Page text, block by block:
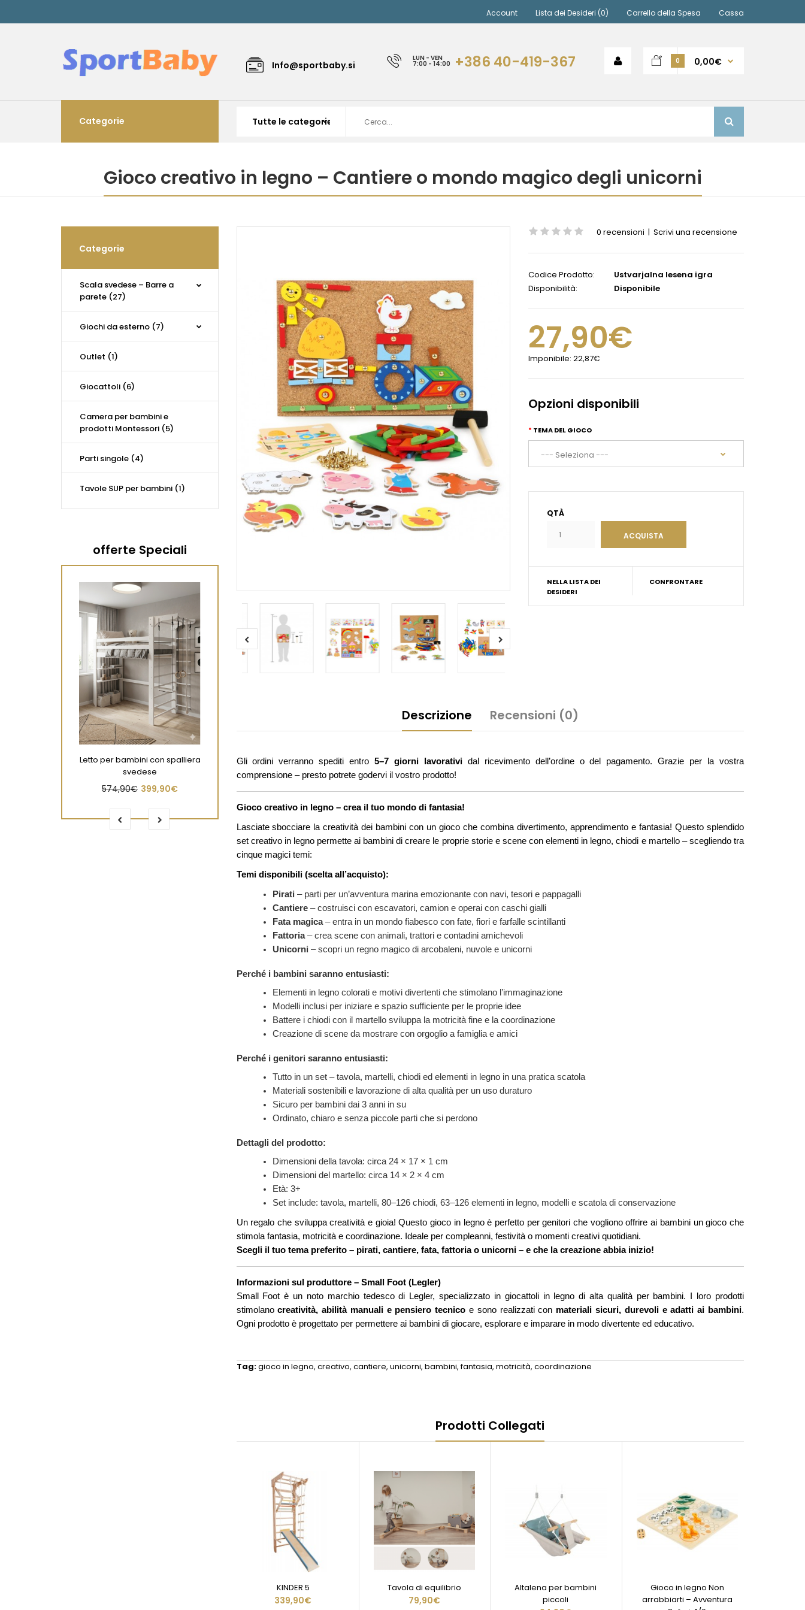
Account Lista dei Desideri (0) Carrello della Spesa Cassa
Info@sportbaby.si
LUN - VEN
7:00 - 14:00 +386 40-419-367 0 0,00€
Categorie
Gioco creativo in legno – Cantiere o mondo magico degli unicorni
Categorie
Scala svedese – Barre a
parete (27)
Giochi da esterno (7)
Outlet (1)
Giocattoli (6)
Camera per bambini e
prodotti Montessori (5)
Parti singole (4)
Tavole SUP per bambini (1)
offerte Speciali
Letto per bambini con spalliera
svedese
574,90€ 399,90€
0 recensioni | Scrivi una recensione
Codice Prodotto:
Ustvarjalna lesena igra
Disponibilità:
Disponibile
27,90€
Imponibile: 22,87€
Opzioni disponibili
TEMA DEL GIOCO
QTÀ
NELLA LISTA DEI
DESIDERI
CONFRONTARE
Descrizione Recensioni (0)
Gli ordini verranno spediti entro5–7 giorni lavoratividal ricevimento dell’ordine o del pagamento. Grazie per la vostra
comprensione – presto potrete godervi il vostro prodotto!
Gioco creativo in legno – crea il tuo mondo di fantasia!
Lasciate sbocciare la creatività dei bambini con un gioco che combina divertimento, apprendimento e fantasia! Questo splendido
set creativo in legno permette ai bambini di creare le proprie storie e scene con elementi in legno, chiodi e martello – scegliendo tra
cinque magici temi:
Temi disponibili (scelta all’acquisto):
Pirati – parti per un’avventura marina emozionante con navi, tesori e pappagalli
Cantiere– costruisci con escavatori, camion e operai con caschi gialli
Fata magica– entra in un mondo fiabesco con fate, fiori e farfalle scintillanti
Fattoria– crea scene con animali, trattori e contadini amichevoli
Unicorni – scopri un regno magico di arcobaleni, nuvole e unicorni
Perché i bambini saranno entusiasti:
Elementi in legno colorati e motivi divertenti che stimolano l’immaginazione
Modelli inclusi per iniziare e spazio sufficiente per le proprie idee
Battere i chiodi con il martello sviluppa la motricità fine e la coordinazione
Creazione di scene da mostrare con orgoglio a famiglia e amici
Perché i genitori saranno entusiasti:
Tutto in un set – tavola, martelli, chiodi ed elementi in legno in una pratica scatola
Materiali sostenibili e lavorazione di alta qualità per un uso duraturo
Sicuro per bambini dai 3 anni in su
Ordinato, chiaro e senza piccole parti che si perdono
Dettagli del prodotto:
Dimensioni della tavola: circa 24 × 17 × 1 cm
Dimensioni del martello: circa 14 × 2 × 4 cm
Età: 3+
Set include: tavola, martelli, 80–126 chiodi, 63–126 elementi in legno, modelli e scatola di conservazione
Un regalo che sviluppa creatività e gioia! Questo gioco in legno è perfetto per genitori che vogliono offrire ai bambini un gioco che
stimola fantasia, motricità e coordinazione. Ideale per compleanni, festività o momenti creativi quotidiani.
Scegli il tuo tema preferito – pirati, cantiere, fata, fattoria o unicorni – e che la creazione abbia inizio!
Informazioni sul produttore – Small Foot (Legler)
Small Foot è un noto marchio tedesco di Legler, specializzato in giocattoli in legno di alta qualità per bambini. I loro prodotti
stimolanocreatività, abilità manuali e pensiero tecnico e sono realizzati con materiali sicuri, durevoli e adatti ai bambini.
Ogni prodotto è progettato per permettere ai bambini di giocare, esplorare e imparare in modo divertente ed educativo.
Tag:gioco in legno, creativo, cantiere, unicorni, bambini,fantasia, motricità, coordinazione
Prodotti Collegati
KINDER 5
339,90€
Tavola di equilibrio
79,90€
Altalena per bambini
piccoli
Gioco in legno Non
arrabbiarti – Avventura